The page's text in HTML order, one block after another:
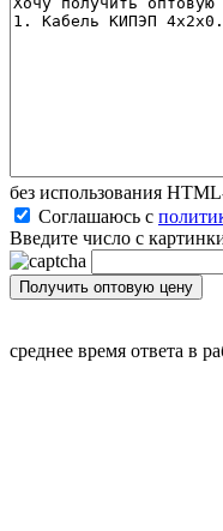
без иcпользования
Соглашаюсь с
Введите число с
среднее время ответа в